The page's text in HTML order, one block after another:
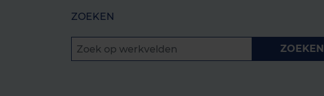
ZOEKEN
ZOEKEN